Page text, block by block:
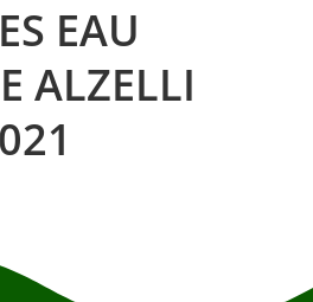
EAU
ALZELLI